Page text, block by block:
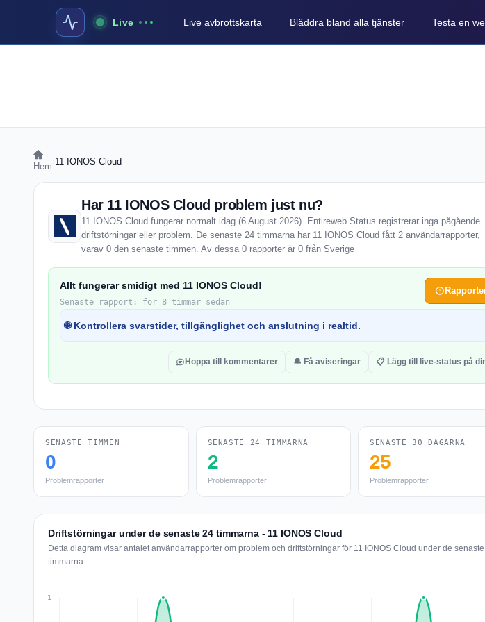
Live Live avbrottskarta Bläddra bland alla tjänster Testa en
Hem 11 IONOS Cloud
Har 11 IONOS Cloud problem just nu?
11 IONOS Cloud fungerar normalt idag (6 August 2026). Entireweb Status registrerar inga pågående
driftstörningar eller problem. De senaste 24 timmarna har 11 IONOS Cloud fått 2 användarrapporter,
varav 0 den senaste timmen. Av dessa 0 rapporter är 0 från Sverige
Allt fungerar smidigt med 11 IONOS Cloud!
Senaste rapport: för 8 timmar sedan
🌐 Kontrollera svarstider, tillgänglighet och anslutning i realtid.
Hoppa till kommentarer 🔔 Få aviseringar 📋 Lägg till live-status på
SENASTE TIMMEN
0
Problemrapporter
SENASTE 24 TIMMARNA
2
Problemrapporter
SENASTE 30 DAGARNA
25
Problemrapporter
Driftstörningar under de senaste 24 timmarna - 11 IONOS Cloud
Detta diagram visar antalet användarrapporter om problem och driftstörningar för 11 IONOS Cloud under de
timmarna.